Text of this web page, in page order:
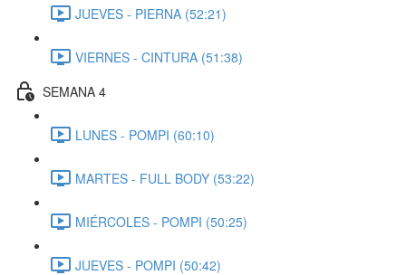
JUEVES - PIERNA (52:21)
VIERNES - CINTURA (51:38)
SEMANA 4
LUNES - POMPI (60:10)
MARTES - FULL BODY (53:22)
MIÉRCOLES - POMPI (50:25)
JUEVES - POMPI (50:42)